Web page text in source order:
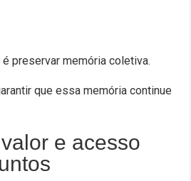
preservar memória coletiva.
que essa memória continue
e acesso